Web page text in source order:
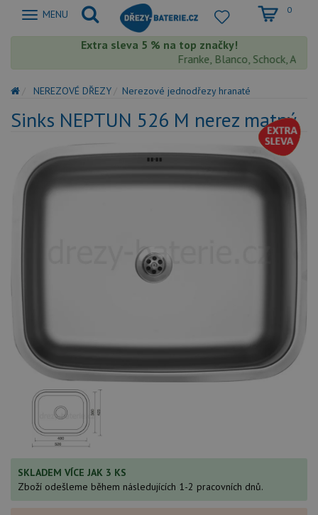
Zobrazit
MENU 0
Extra sleva 5 % na top značky!
Franke, Blanco, Schock,
NEREZOVÉ DŘEZY Nerezové jednodřezy hranaté
Sinks NEPTUN 526 M nerez matný
SKLADEM VÍCE JAK 3 KS
Zboží odešleme během následujících 1-2 pracovních dnů.